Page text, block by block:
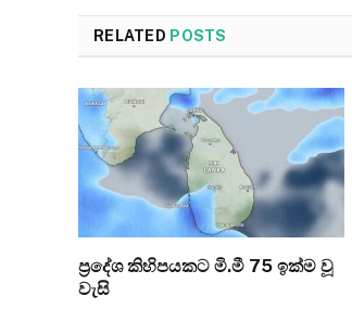
RELATED POSTS
ප්‍රදේශ කිහිපයකට මි.මී 75 ඉක්ම වූ
වැසි